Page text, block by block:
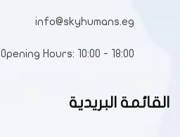
info@skyhumans.eg
Opening Hours: 10:00 - 18:00
القائمة البريدية